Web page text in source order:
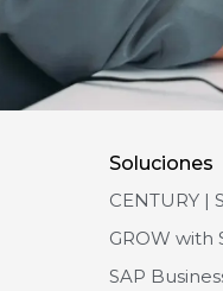
Soluciones
CENTURY |
GROW with
SAP